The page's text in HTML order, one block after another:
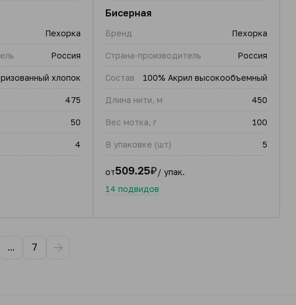
Пехорка
Россия
хлопок
475
50
4
Бисерная
Бренд Пехорка
Страна-производитель Россия
Состав 100% Акрил высокообъемный
Длина нити, м 450
Вес мотка, г 100
В упаковке (шт) 5
от509.25₽/ упак.
14 подвидов
... 7